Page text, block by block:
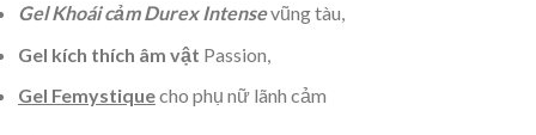
Gel Khoái cảm Durex Intensevũng tàu,
Gel kích thích âm vật Passion,
Gel Femystiquecho phụ nữ lãnh cảm